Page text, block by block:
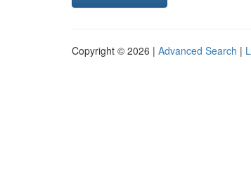
Copyright © 2026 | Advanced Search |